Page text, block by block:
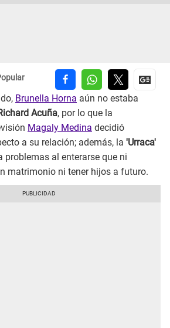
Brunella Horna aún no estaba
Acuña, por lo que la
Magaly Medina decidió
a su relación; además, la 'Urraca'
problemas al enterarse que ni
matrimonio ni tener hijos a futuro.